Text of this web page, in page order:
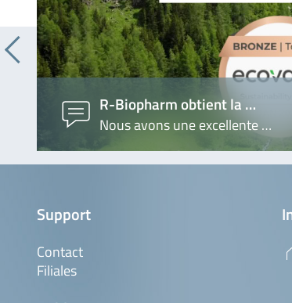
R-Biopharm obtient la …
Nous avons une excellente …
Support
Contact
Filiales